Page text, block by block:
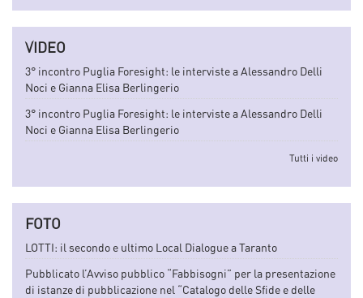
VIDEO
3° incontro Puglia Foresight: le interviste a Alessandro Delli
Noci e Gianna Elisa Berlingerio
3° incontro Puglia Foresight: le interviste a Alessandro Delli
Noci e Gianna Elisa Berlingerio
Tutti i video
FOTO
LOTTI: il secondo e ultimo Local Dialogue a Taranto
Pubblicato l’Avviso pubblico “Fabbisogni” per la presentazione
di istanze di pubblicazione nel “Catalogo delle Sfide e delle